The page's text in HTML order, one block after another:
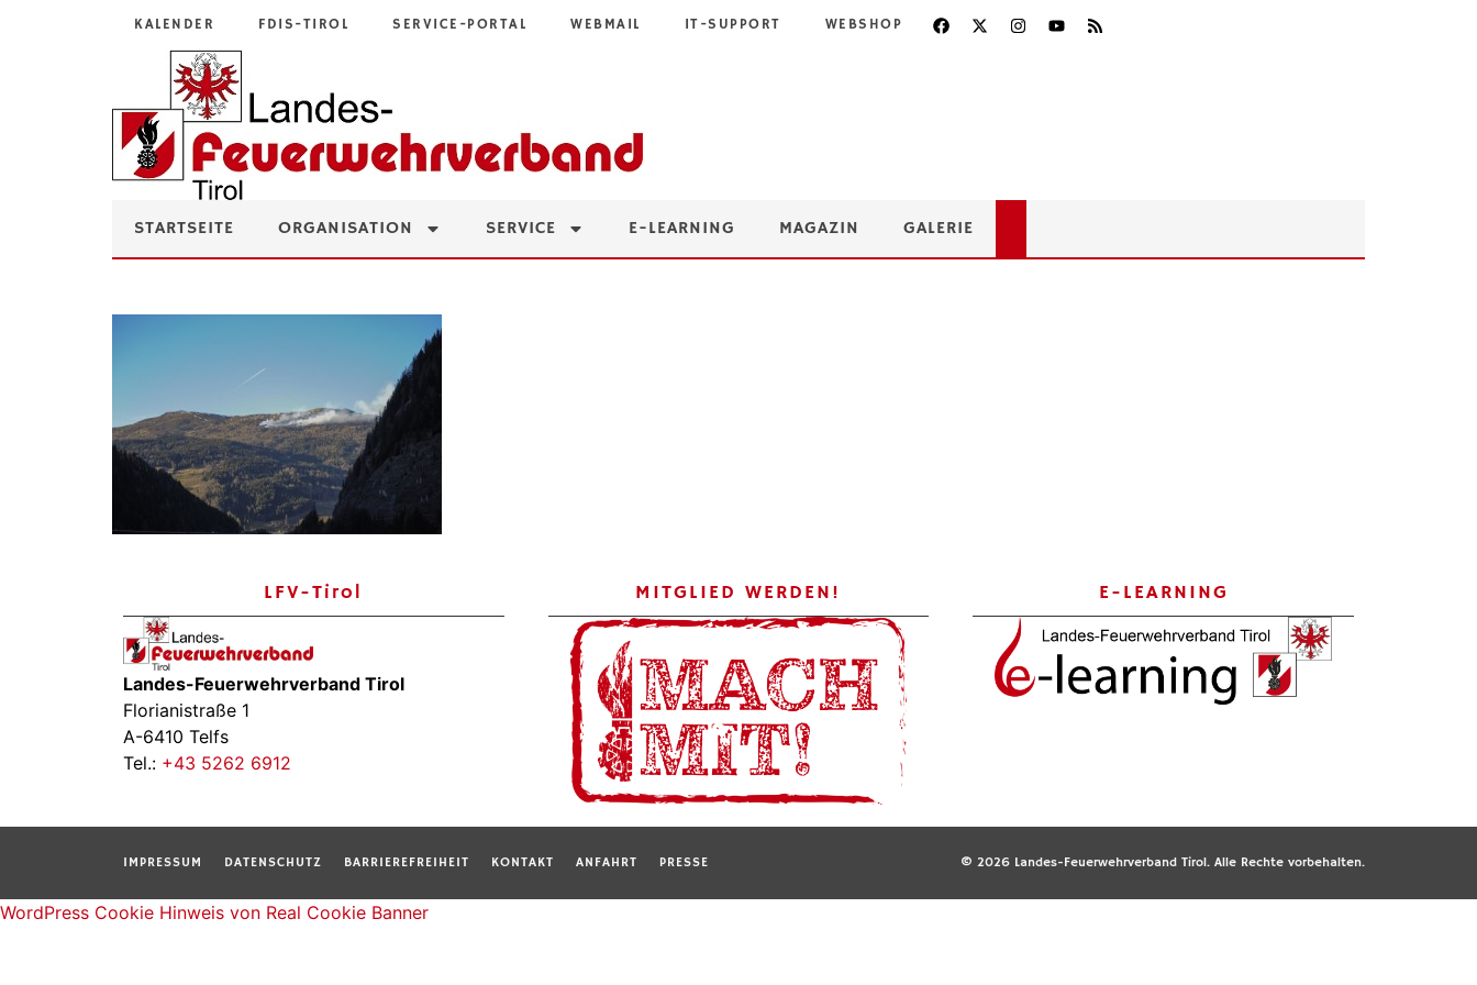
KALENDER FDIS-TIROL SERVICE-PORTAL WEBMAIL IT-SUPPORT WEBSHOP
STARTSEITE ORGANISATION SERVICE E-LEARNING MAGAZIN GALERIE
LFV-Tirol
Landes-Feuerwehrverband Tirol
Florianistraße 1
A-6410 Telfs
Tel.: +43 5262 6912
MITGLIED WERDEN! E-LEARNING
IMPRESSUM DATENSCHUTZ BARRIEREFREIHEIT KONTAKT ANFAHRT PRESSE © 2026 Landes-Feuerwehrverband Tirol. Alle Rechte vorbehalten.
WordPress Cookie Hinweis von Real Cookie Banner